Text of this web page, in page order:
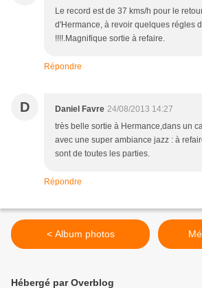
Le record est de 37 kms/h pour le
d'Hermance, à revoir quelques régles
!!!!.Magnifique sortie à refaire.
Répondre
D Daniel Favre 24/08/2013 14:27
très belle sortie à Hermance,dans un
avec une super ambiance jazz : à
sont de toutes les parties.
Répondre
< Album photos
Hébergé par Overblog